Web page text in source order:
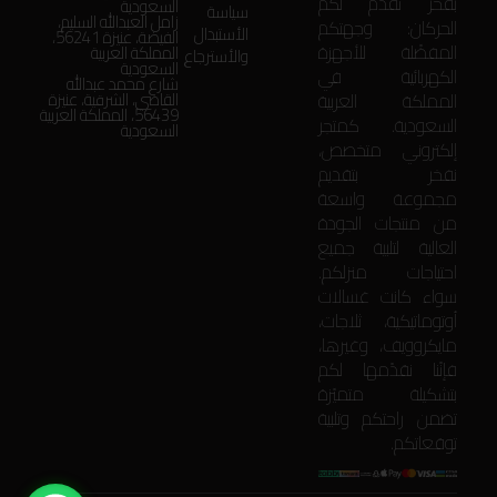
الحركان: وجهتكم
المفضّلة للأجهزة
الكهربائية في
المملكة العربية
السعودية. كمتجر
إلكتروني متخصص،
نفخر بتقديم
مجموعة واسعة
من منتجات الجودة
العالية لتلبية جميع
احتياجات منزلكم.
سواء كانت غسالات
أوتوماتيكية، ثلاجات،
مايكروويف، وغيرها،
فإنّنا نقدّمها لكم
بتشكيلة متميّزة
تضمن راحتكم وتلبية
توقعاتكم.
سياسة
الأستبدال
والأسترجاع
زامل العبدالله السليم،
الفيضة، عنيزة 56241،
المملكة العربية
السعودية
شارع محمد عبدالله
القاضي، الشرقية، عنيزة
56439، المملكة العربية
السعودية